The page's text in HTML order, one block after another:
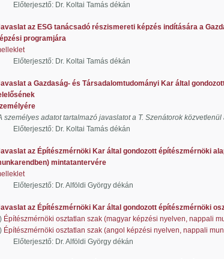
Dr. Koltai Tamás dékán
az ESG tanácsadó részismereti képzés indítására a
programjára
Dr. Koltai Tamás dékán
a Gazdaság- és Társadalomtudományi Kar által
személyes adatot tartalmazó javaslatot a T. Szenátorok
Dr. Koltai Tamás dékán
az Építészmérnöki Kar által gondozott építészmérnöki
mintatantervére
Dr. Alföldi György dékán
az Építészmérnöki Kar által gondozott építészmérnöki
Építészmérnöki osztatlan szak (magyar képzési nyelven, nappali
Építészmérnöki osztatlan szak (angol képzési nyelven, nappali
Dr. Alföldi György dékán